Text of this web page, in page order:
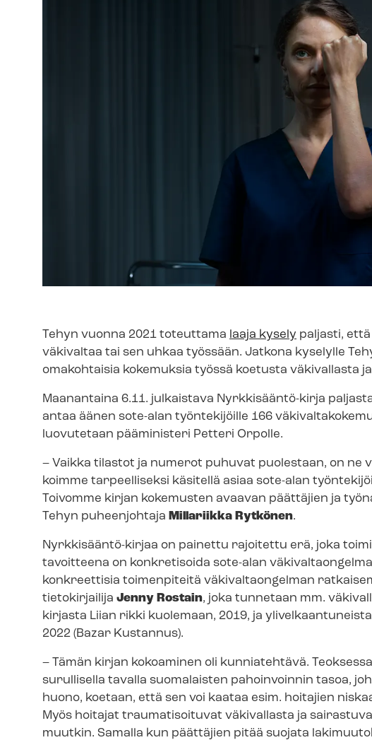
Tehyn vuonna 2021 toteuttama laaja kysely paljasti,
väkivaltaa tai sen uhkaa työssään. Jatkona kyselylle
omakohtaisia kokemuksia työssä koetusta väkivallasta
Maanantaina 6.11. julkaistava Nyrkkisääntö-​kirja
antaa äänen sote-alan työntekijöille 166
luovutetaan pääministeri Petteri Orpolle.
– Vaikka tilastot ja numerot puhuvat puolestaan, on ne
koimme tarpeelliseksi käsitellä asiaa sote-alan
Toivomme kirjan kokemusten avaavan päättäjien ja
Tehyn puheenjohtaja Millariikka Rytkönen.
Nyrkkisääntö-​kirjaa on painettu rajoitettu erä, joka
tavoitteena on konkretisoida sote-alan
konkreettisia toimenpiteitä väkivaltaongelman
tietokirjailija Jenny Rostain, joka tunnetaan mm.
kirjasta Liian rikki kuolemaan, 2019, ja
2022 (Bazar Kustannus).
– Tämän kirjan kokoaminen oli kunniatehtävä.
surullisella tavalla suomalaisten pahoinvoinnin tasoa,
huono, koetaan, että sen voi kaataa esim. hoitajien
Myös hoitajat traumatisoituvat väkivallasta ja
muutkin. Samalla kun päättäjien pitää suojata